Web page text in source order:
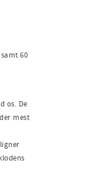
60
os. De
mest